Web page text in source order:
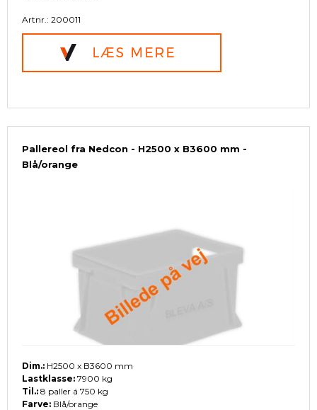
Artnr.: 200011
Pallereol fra Nedcon - H2500 x B3600 mm -
Blå/orange
Dim.: H2500 x B3600 mm
Lastklasse: 7900 kg
Til.: 8 paller á 750 kg
Farve: Blå/orange